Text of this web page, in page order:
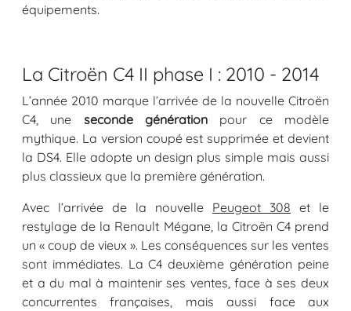
équipements.
La Citroën C4 II phase I : 2010 - 2014
L’année 2010 marque l’arrivée de la nouvelle Citroën
C4, une seconde génération pour ce modèle
mythique. La version coupé est supprimée et devient
la DS4. Elle adopte un design plus simple mais aussi
plus classieux que la première génération.
Avec l’arrivée de la nouvelle Peugeot 308 et le
restylage de la Renault Mégane, la Citroën C4 prend
un « coup de vieux ». Les conséquences sur les ventes
sont immédiates. La C4 deuxième génération peine
et a du mal à maintenir ses ventes, face à ses deux
concurrentes françaises, mais aussi face aux